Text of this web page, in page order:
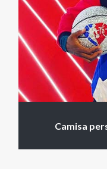
Camisa